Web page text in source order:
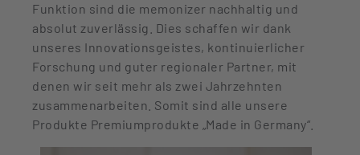
Funktion sind die memonizer nachhaltig und
absolut zuverlässig. Dies schaffen wir dank
unseres Innovationsgeistes, kontinuierlicher
Forschung und guter regionaler Partner, mit
denen wir seit mehr als zwei Jahrzehnten
zusammenarbeiten. Somit sind alle unsere
Produkte Premiumprodukte „Made in Germany“.